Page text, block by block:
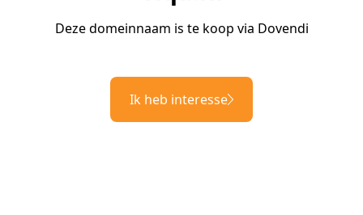
Deze domeinnaam is te koop via Dovendi
Ik heb interesse